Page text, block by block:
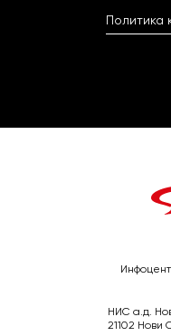
Политика
НИС а.д.
21102 Нови